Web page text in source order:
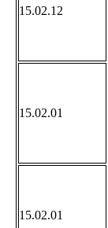
15.02.12
15.02.01
15.02.01